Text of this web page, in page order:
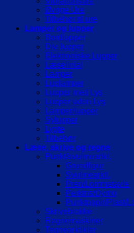
Øvrige Ure
Tilbehør til ure
Lamper og lupper
Bordlupper
Div. lupper
Elektroniske Lupper
Læselinial
Lamper
Luplamper
Lupper med Lys
Lupper uden Lys
Lamper/lupper
Sylupper
Lygte
Tilbehør
Læse, skrive og regne
Punkt/svulmeartkl.
Grundfigur
Svulmearktl.
Pren/Lommetavle
Perkins/Dymo
Punktpapir/Plast/
Skriveblokke
Regnemaskiner
Tegnearktikler